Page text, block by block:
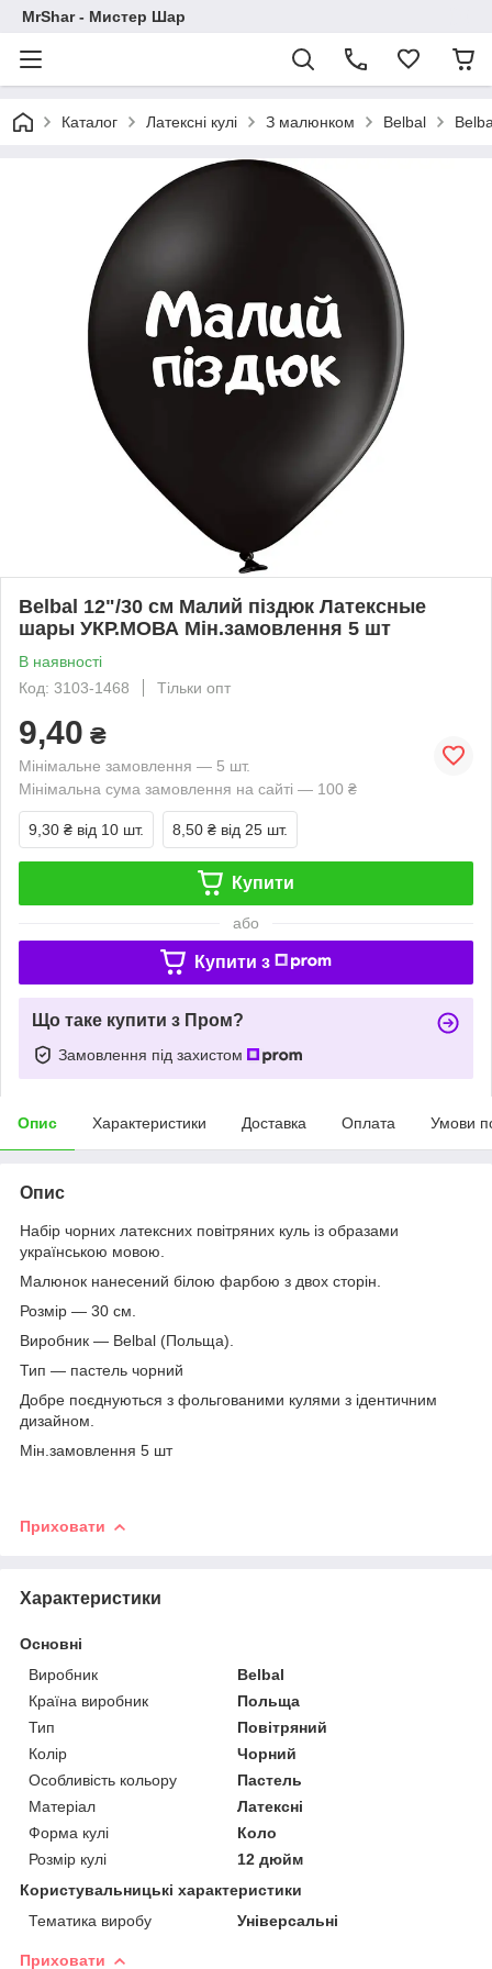
MrShar - Мистер Шар
Каталог Латексні кулі З малюнком Belbal
Belbal 12"/30 см Малий піздюк Латексные
шары УКР.МОВА Мін.замовлення 5 шт
В наявності
Код: 3103-1468
Тільки опт
9,40 ₴
Мінімальне замовлення — 5 шт.
Мінімальна сума замовлення на сайті — 100 ₴
9,30 ₴ від 10 шт. 8,50 ₴ від 25 шт.
Купити
або
Купити з
Що таке купити з Пром?
Замовлення під захистом
Опис Характеристики Доставка Оплата Умови
Опис
Набір чорних латексних повітряних куль із образами
українською мовою.
Малюнок нанесений білою фарбою з двох сторін.
Розмір — 30 см.
Виробник — Belbal (Польща).
Тип — пастель чорний
Добре поєднуються з фольгованими кулями з ідентичним
дизайном.
Мін.замовлення 5 шт
Приховати
Характеристики
Основні
Виробник
Belbal
Країна виробник
Польща
Тип
Повітряний
Колір
Чорний
Особливість кольору
Пастель
Матеріал
Латексні
Форма кулі
Коло
Розмір кулі
12 дюйм
Користувальницькі характеристики
Тематика виробу
Універсальні
Приховати